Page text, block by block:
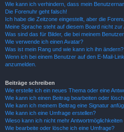
Wie kann ich verhindern, dass mein
Die Forenuhr geht falsch!
Ich habe die Zeitzone eingestellt, aber die
Meine Sprache steht auf diesem Board nicht zur
Was sind das für Bilder, die bei meinem
Wie verwende ich einen Avatar?
Was ist mein Rang und wie kann ich ihn ändern?
Wenn ich bei einem Benutzer auf den E-Mail-
anzumelden.
Beiträge schreiben
Wie erstelle ich ein neues Thema oder eine
Wie kann ich einen Beitrag bearbeiten oder
Wie kann ich meinem Beitrag eine Signatur
Wie kann ich eine Umfrage erstellen?
Wieso kann ich nicht mehr Antwortmöglichkeiten
Wie bearbeite oder lösche ich eine Umfrage?